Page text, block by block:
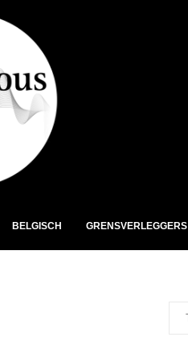
BELGISCH GRENSVERLEGGERS